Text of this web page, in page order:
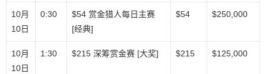
10月
10日
0:30
$54 赏金猎人每日主赛
[经典]
$54 $250,000
10月
10日
1:30 $215 深筹赏金赛 [大奖] $215 $125,000